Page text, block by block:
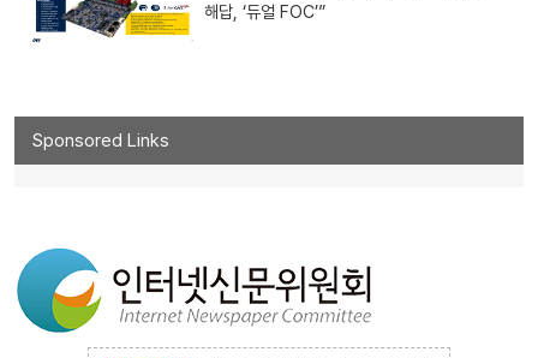
해답, ‘듀얼 FOC’”
Sponsored Links